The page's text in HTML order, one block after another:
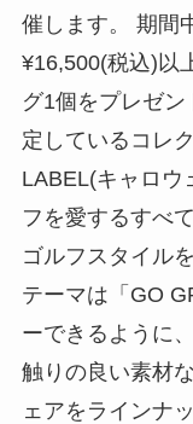
催します。 期間
¥16,500(税込)以
グ1個をプレゼ
定しているコレ
LABEL(キャロウ
フを愛するすべ
ゴルフスタイル
テーマは「GO
ーできるように
触りの良い素材
ェアをラインナ